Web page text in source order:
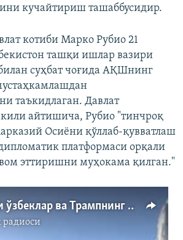
кучайтириш ташаббусидир.
котиби Марко Рубио 21
ташқи ишлар вазири
суҳбат чоғида АҚШнинг
таъкидлаган. Давлат
айтишича, Рубио "тинчроқ
Осиёни қўллаб-қувватлаш
платформаси орқали
эттиришни муҳокама қилган."
Америкадаги ўзбеклар ва Трампнинг миграция сиёсатига қарши намойишлар
радиоси